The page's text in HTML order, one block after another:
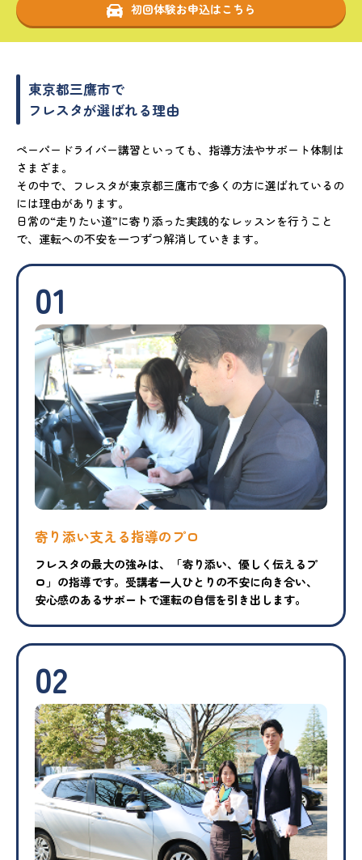
初回体験お申込はこちら
東京都三鷹市で
フレスタが選ばれる理由
ペーパードライバー講習といっても、指導方法やサポート体制は
さまざま。
その中で、フレスタが東京都三鷹市で多くの方に選ばれているの
には理由があります。
日常の“走りたい道”に寄り添った実践的なレッスンを行うこと
で、運転への不安を一つずつ解消していきます。
01
寄り添い支える指導のプロ
フレスタの最大の強みは、「寄り添い、優しく伝えるプ
ロ」の指導です。受講者一人ひとりの不安に向き合い、
安心感のあるサポートで運転の自信を引き出します。
02